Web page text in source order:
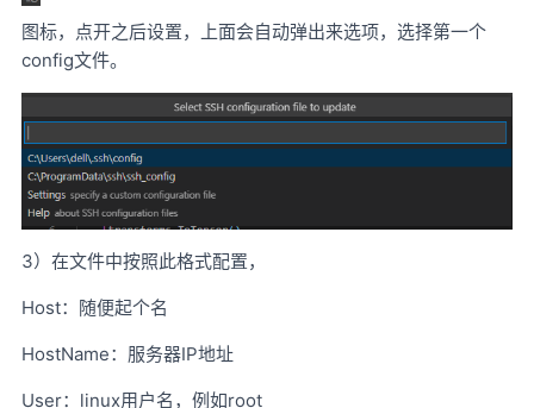
图标，点开之后设置，上面会自动弹出来选项，选择第一个
config文件。
3）在文件中按照此格式配置，
Host：随便起个名
HostName：服务器IP地址
User：linux用户名，例如root